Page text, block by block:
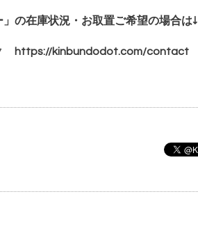
」の在庫状況・お取置ご希望の場合は↓
https://kinbundodot.com/contact